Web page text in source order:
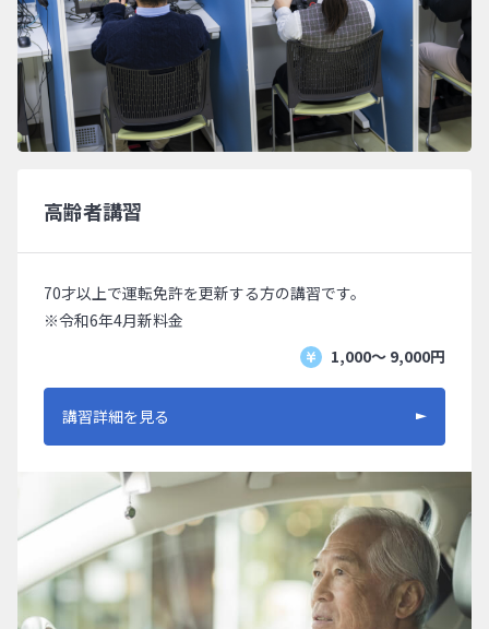
高齢者講習
70才以上で運転免許を更新する方の講習です。
※令和6年4月新料金
1,000〜 9,000円
講習詳細を見る